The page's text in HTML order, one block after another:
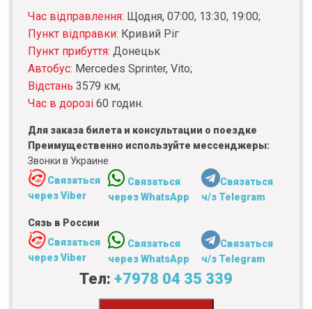
Час відправлення: Щодня, 07:00, 13:30, 19:00;
Пункт відправки: Кривий Ріг
Пункт прибуття: Донецьк
Автобус: Mercedes Sprinter, Vito;
Відстань 3579 км;
Час в дорозі 60 годин.
Для заказа билета и консультации о поездке
Преимущественно используйте мессенджеры:
Звонки в Украине
Связаться
через Viber
Связаться
через WhatsApp
Связаться
ч/з Telegram
Сязь в России
Связаться
через Viber
Связаться
через WhatsApp
Связаться
ч/з Telegram
Тел: +7978 04 35 339